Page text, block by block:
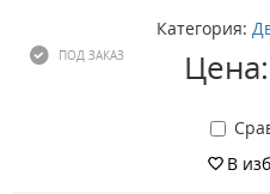
Категория:
ПОД ЗАКАЗ
В